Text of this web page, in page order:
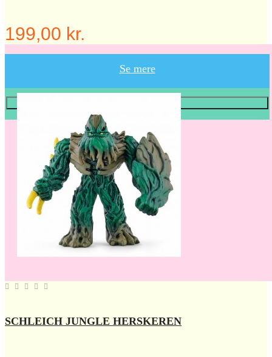
199,00 kr.
Se mere
SCHLEICH JUNGLE HERSKEREN